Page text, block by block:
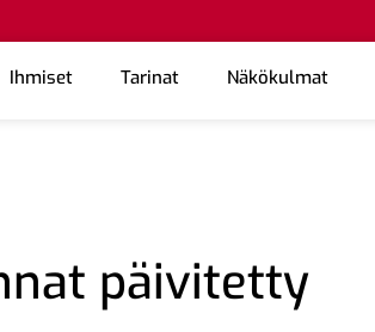
Ihmiset Tarinat Näkökulmat
päivitetty